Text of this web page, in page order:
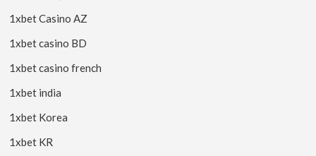
1xbet Casino AZ
1xbet casino BD
1xbet casino french
1xbet india
1xbet Korea
1xbet KR